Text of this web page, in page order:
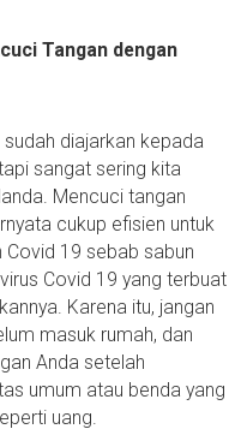
Tangan dengan
diajarkan kepada
sangat sering kita
Mencuci tangan
cukup efisien untuk
Covid 19 sebab sabun
Covid 19 yang terbuat
Karena itu, jangan
masuk rumah, dan
Anda setelah
umum atau benda yang
uang.